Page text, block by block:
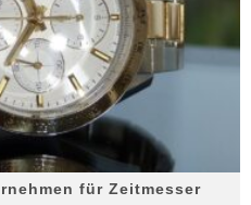
für Zeitmesser